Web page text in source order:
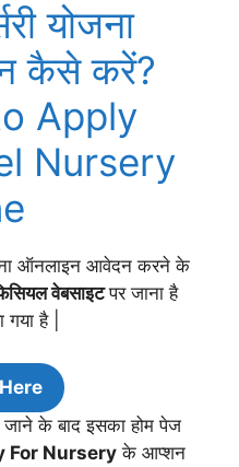
योजना
कैसे करें?
Apply
Nursery
ऑनलाइन आवेदन करने के
वेबसाइटपर जाना है
है |
के बाद इसका होम पेज
For Nursery के आप्शन